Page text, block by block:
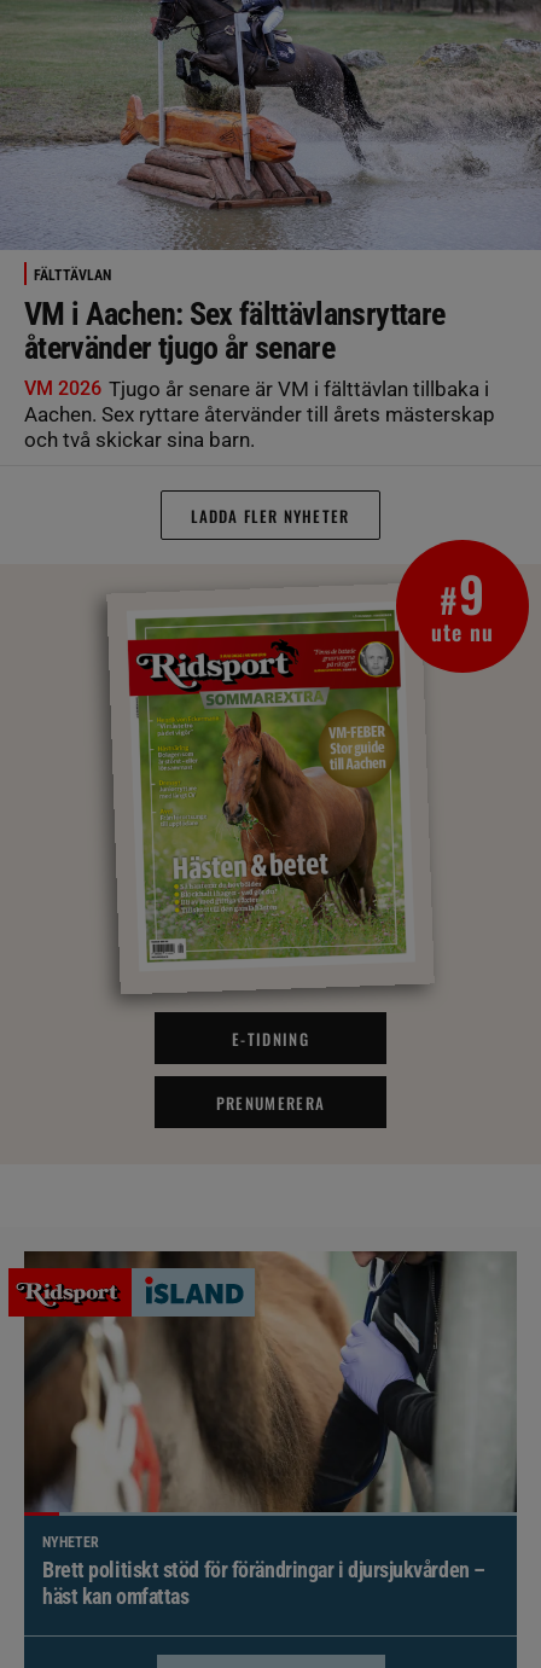
FÄLTTÄVLAN
VM i Aachen: Sex fälttävlansryttare
återvänder tjugo år senare
VM 2026 Tjugo år senare är VM i fälttävlan tillbaka i
Aachen. Sex ryttare återvänder till årets mästerskap
och två skickar sina barn.
LADDA FLER NYHETER
#9
ute nu
E-TIDNING
PRENUMERERA
NYHETER
Brett politiskt stöd för förändringar i djursjukvården –
häst kan omfattas